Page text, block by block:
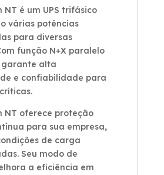
NT é um UPS trifásico
várias potências
para diversas
função N+X paralelo
alta
e confiabilidade para
NT oferece proteção
para sua empresa,
de carga
Seu modo de
a eficiência em